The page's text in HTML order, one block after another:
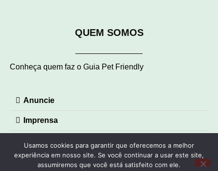
QUEM SOMOS
Conheça quem faz o Guia Pet Friendly
Anuncie
Imprensa
© Guia Pet Friendly 2023 – Todos os direitos reservados |
Usamos cookies para garantir que oferecemos a melhor
experiência em nosso site. Se você continuar a usar este site,
assumiremos que você está satisfeito com ele.